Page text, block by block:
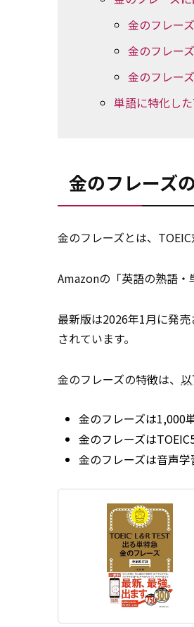
金のフレー
金のフレー
金のフレー
単語に特化し
金のフレーズ
金のフレーズとは、TOEIC
Amazonの「英語の熟語・
最新版は2026年1月に発
されています。
金のフレーズの特徴は、
金のフレーズは1,000
金のフレーズは
金のフレーズは音声学